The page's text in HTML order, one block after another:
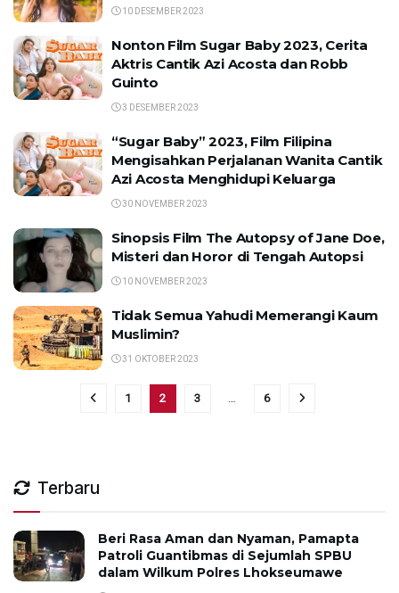
10 DESEMBER 2023
Nonton Film Sugar Baby 2023, Cerita
Aktris Cantik Azi Acosta dan Robb
Guinto
3 DESEMBER 2023
“Sugar Baby” 2023, Film Filipina
Mengisahkan Perjalanan Wanita Cantik
Azi Acosta Menghidupi Keluarga
30 NOVEMBER 2023
Sinopsis Film The Autopsy of Jane Doe,
Misteri dan Horor di Tengah Autopsi
10 NOVEMBER 2023
Tidak Semua Yahudi Memerangi Kaum
Muslimin?
31 OKTOBER 2023
1 2 3 … 6
Terbaru
Beri Rasa Aman dan Nyaman, Pamapta
Patroli Guantibmas di Sejumlah SPBU
dalam Wilkum Polres Lhokseumawe